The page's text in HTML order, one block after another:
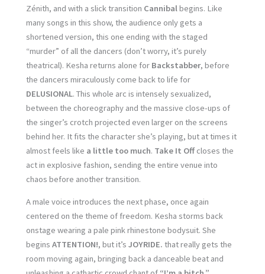
Zénith, and with a slick transition Cannibalbegins. Like
many songs in this show, the audience only gets a
shortened version, this one ending with the staged
“murder” of all the dancers (don’t worry, it’s purely
theatrical). Kesha returns alone for Backstabber, before
the dancers miraculously come back to life for
DELUSIONAL. This whole arc is intensely sexualized,
between the choreography and the massive close-ups of
the singer’s crotch projected even larger on the screens
behind her. It fits the character she’s playing, but at times it
almost feels like a little too much. Take It Offcloses the
act in explosive fashion, sending the entire venue into
chaos before another transition.
A male voice introduces the next phase, once again
centered on the theme of freedom. Kesha storms back
onstage wearing a pale pink rhinestone bodysuit. She
beginsATTENTION!, but it’sJOYRIDE. that really gets the
room moving again, bringing back a danceable beat and